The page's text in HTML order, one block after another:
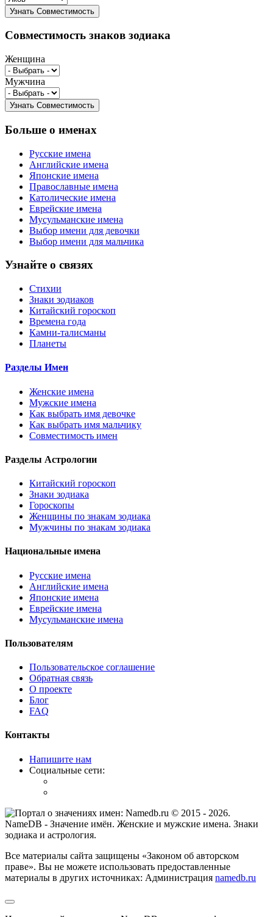
Совместимость знаков зодиака
Женщина
Мужчина
Больше о именах
Русские имена
Английские имена
Японские имена
Православные имена
Католические имена
Еврейские имена
Мусульманские имена
Выбор имени для девочки
Выбор имени для мальчика
Узнайте о связях
Стихии
Знаки зодиаков
Китайский гороскоп
Времена года
Камни-талисманы
Планеты
Разделы Имен
Женские имена
Мужские имена
Как выбрать имя девочке
Как выбрать имя мальчику
Совместимость имен
Разделы Астрологии
Китайский гороскоп
Знаки зодиака
Гороскопы
Женщины по знакам зодиака
Мужчины по знакам зодиака
Национальные имена
Русские имена
Английские имена
Японские имена
Еврейские имена
Мусульманские имена
Пользователям
Пользовательское соглашение
Обратная связь
О проекте
Блог
FAQ
Контакты
Напишите нам
Социальные сети:
© 2015 - 2026.
NameDB - Значение имён. Женские и мужские имена. Знаки
зодиака и астрология.
Все материалы сайта защищены «Законом об авторском
праве». Вы не можете использовать предоставленные
материалы в других источниках: Администрация namedb.ru